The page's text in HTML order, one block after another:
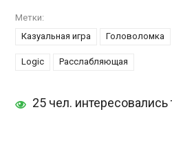
Метки:
Казуальная игра
Головоломка
Logic Расслабляющая
25 чел.